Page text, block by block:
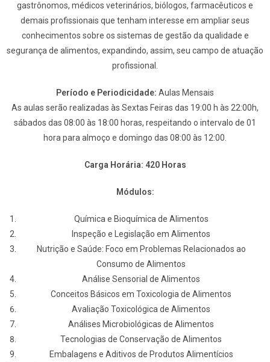
gastrônomos, médicos veterinários, biólogos, farmacêuticos e
demais profissionais que tenham interesse em ampliar seus
conhecimentos sobre os sistemas de gestão da qualidade e
segurança de alimentos, expandindo, assim, seu campo de atuação
profissional.
Período e Periodicidade: Aulas Mensais
As aulas serão realizadas às Sextas Feiras das 19:00 h às 22:00h,
sábados das 08:00 às 18:00 horas, respeitando o intervalo de 01
hora para almoço e domingo das 08:00 às 12:00.
Carga Horária: 420 Horas
Módulos:
Química e Bioquímica de Alimentos
Inspeção e Legislação em Alimentos
Nutrição e Saúde: Foco em Problemas Relacionados ao
Consumo de Alimentos
Análise Sensorial de Alimentos
Conceitos Básicos em Toxicologia de Alimentos
Avaliação Toxicológica de Alimentos
Análises Microbiológicas de Alimentos
Tecnologias de Conservação de Alimentos
Embalagens e Aditivos de Produtos Alimentícios